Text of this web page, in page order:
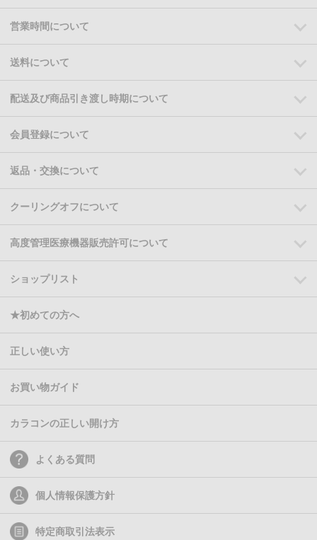
営業時間について
送料について
配送及び商品引き渡し時期について
会員登録について
返品・交換について
クーリングオフについて
高度管理医療機器販売許可について
ショップリスト
★初めての方へ
正しい使い方
お買い物ガイド
カラコンの正しい開け方
よくある質問
個人情報保護方針
特定商取引法表示